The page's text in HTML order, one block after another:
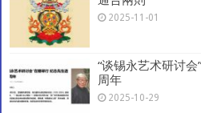
2025-11-01
“谈锡永艺术研讨
周年
2025-10-29